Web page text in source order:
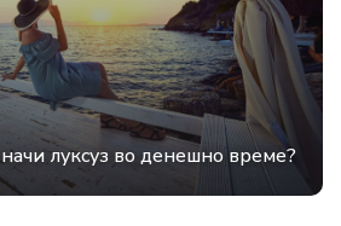
луксуз во денешно време?